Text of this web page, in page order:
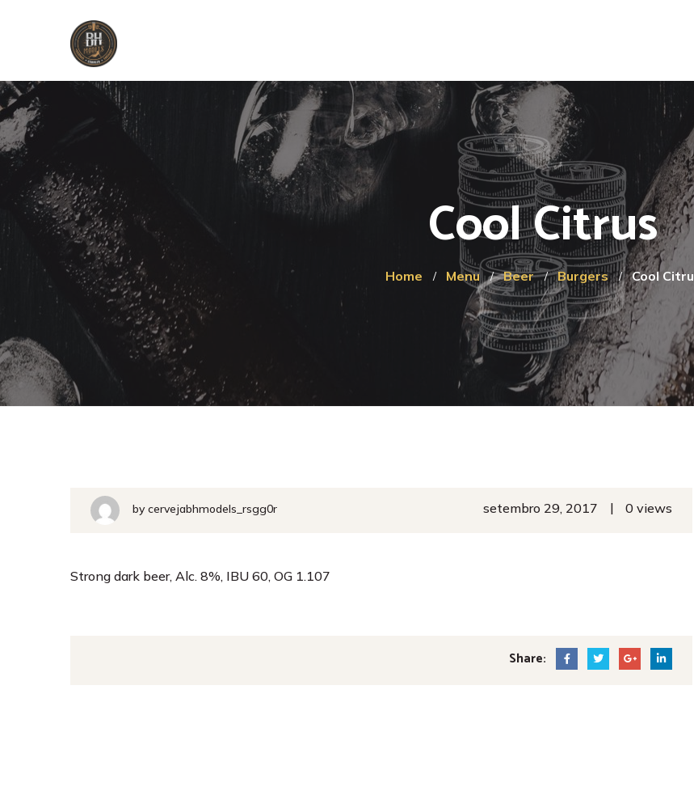
Cool Citrus
Home Menu Beer Burgers Cool
bycervejabhmodels_rsgg0r setembro 29, 2017 | 0 views
Strong dark beer, Alc. 8%, IBU 60, OG 1.107
Share: